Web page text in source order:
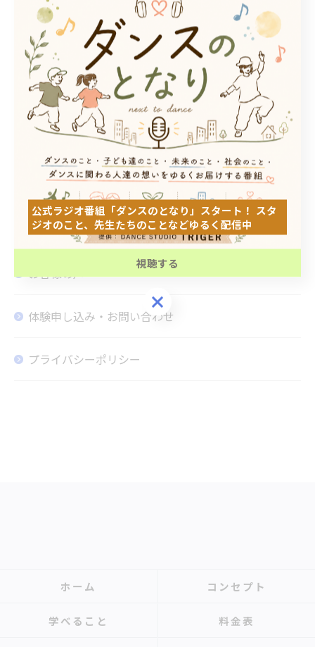
アクセス
DANCE STUDIO TRIGER FIRST
DANCE STUDIO TRIGER SECOND
DANCE STUDIO TRIGER THIRD
ブログ
コラム
お客様の声
体験申し込み・お問い合わせ
プライバシーポリシー
ホーム コンセプト
学べること 料金表
公式ラジオ番組「ダンスのとなり」スタート！ スタ
ジオのこと、先生たちのことなどゆるく配信中
視聴する
公式ラジオ番組「ダンスのとなり」スタート！ スタ
ジオのこと、先生たちのことなどゆるく配信中
視聴する